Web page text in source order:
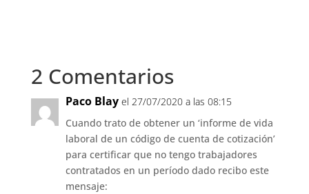
2 Comentarios
Paco Blay el 27/07/2020 a las 08:15
Cuando trato de obtener un ‘informe de vida
laboral de un código de cuenta de cotización’
para certificar que no tengo trabajadores
contratados en un período dado recibo este
mensaje: